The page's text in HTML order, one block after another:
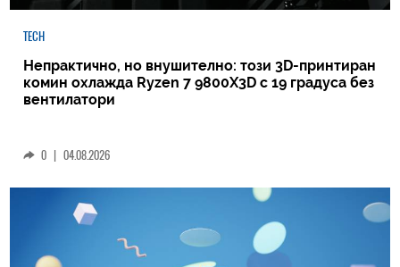
TECH
Непрактично, но внушително: този 3D-принтиран
комин охлажда Ryzen 7 9800X3D с 19 градуса без
вентилатори
0 | 04.08.2026